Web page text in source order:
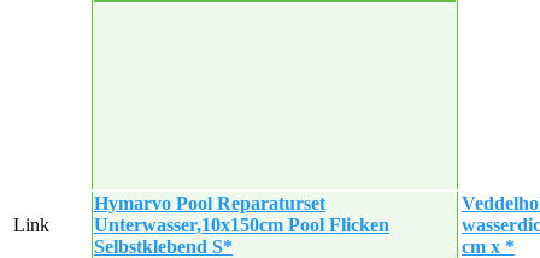
Link
Hymarvo Pool Reparaturset
Unterwasser,10x150cm Pool Flicken
Selbstklebend S*
cm x *